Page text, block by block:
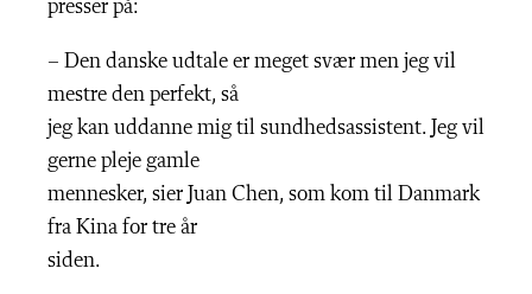
presser på:
– Den danske udtale er meget svær men jeg vil
mestre den perfekt, så
jeg kan uddanne mig til sundhedsassistent. Jeg vil
gerne pleje gamle
mennesker, sier Juan Chen, som kom til Danmark
fra Kina for tre år
siden.